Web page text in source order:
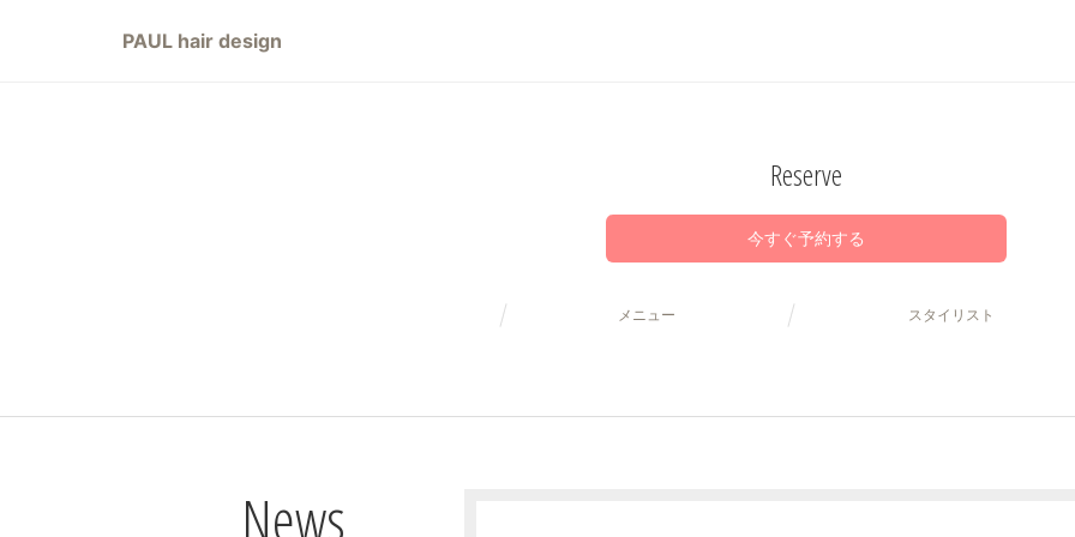
PAUL hair design
Reserve
今すぐ予約する
メニュー スタイリスト
News